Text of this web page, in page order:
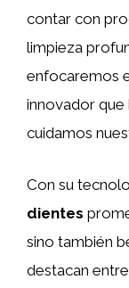
contar con
limpieza
enfocaremos
innovador que
cuidamos
Con su
dientes
sino también
destacan